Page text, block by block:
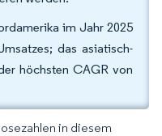
im Jahr 2025
das asiatisch-
höchsten CAGR von
in diesem